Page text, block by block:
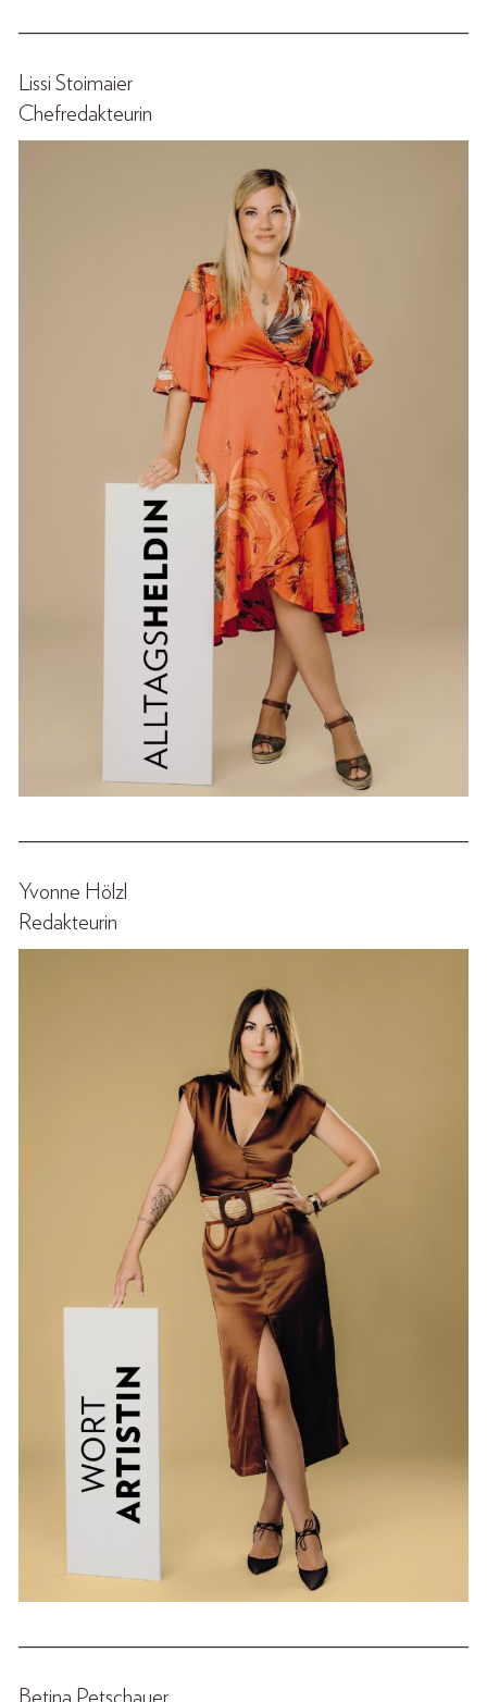
______________________________________________
Lissi Stoimaier
Chefredakteurin
______________________________________________
Yvonne Hölzl
Redakteurin
______________________________________________
Betina Petschauer